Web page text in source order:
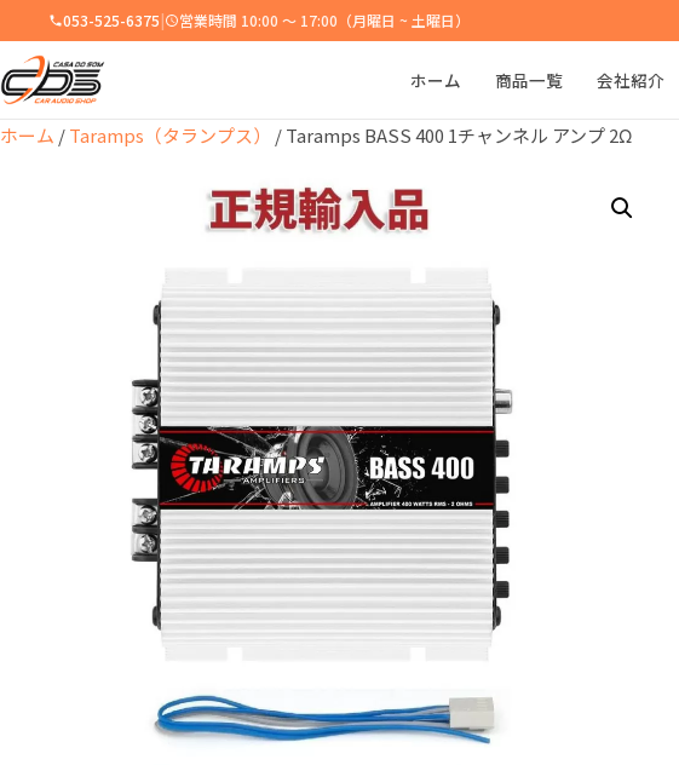
053-525-6375| 営業時間 10:00 ～ 17:00（月曜日 ~ 土曜日）
ホーム 商品一覧 会社紹介
ホーム /Taramps（タランプス） / Taramps BASS 400 1チャンネル アンプ 2Ω